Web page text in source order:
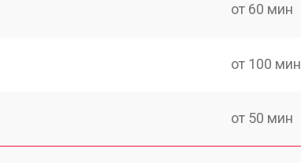
от 60 мин
от 100 мин
от 50 мин